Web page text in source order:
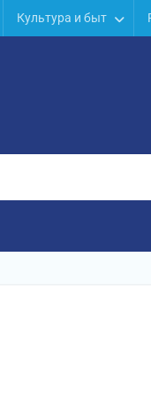
Культура и быт